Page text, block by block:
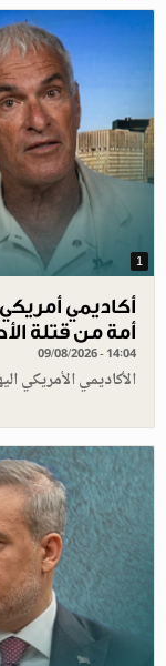
1
أكاديمي
أمة من قتلة
09/08/2026 - 14:04
الأكاديمي الأمريكي